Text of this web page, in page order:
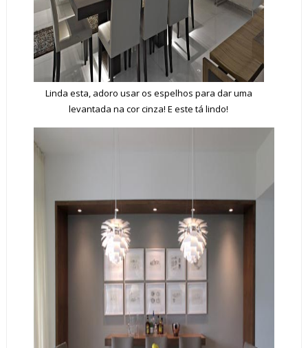
Linda esta, adoro usar os espelhos para dar uma
levantada na cor cinza! E este tá lindo!